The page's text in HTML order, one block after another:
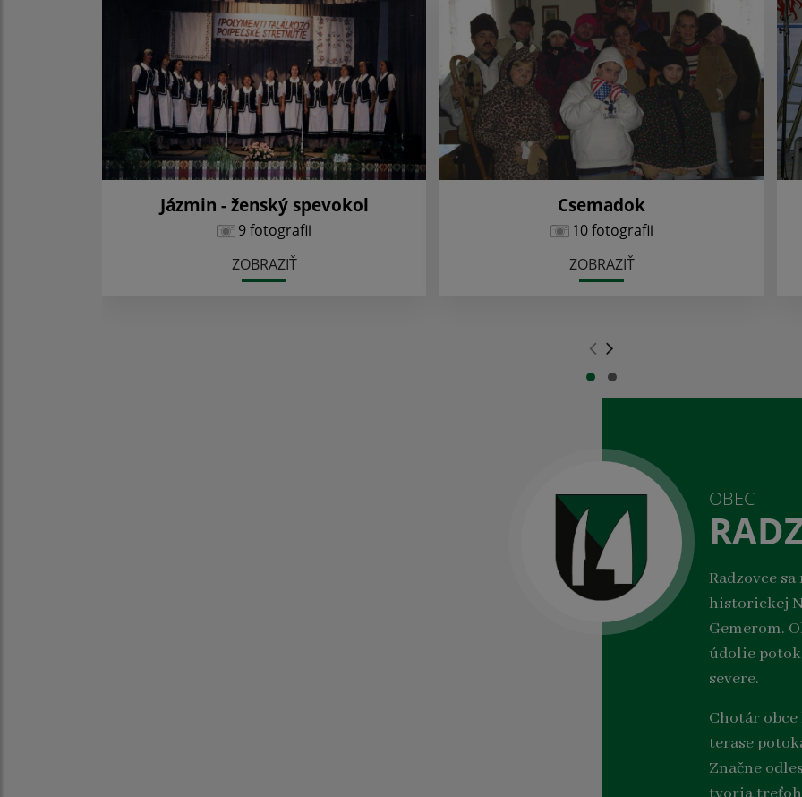
Jázmin - ženský spevokol
9 fotografii
ZOBRAZIŤ
Csemadok
10 fotografii
ZOBRAZIŤ
OBEC
Radzovce
historickej
Gemerom.
údolie
severe.
Chotár
terase
Značne